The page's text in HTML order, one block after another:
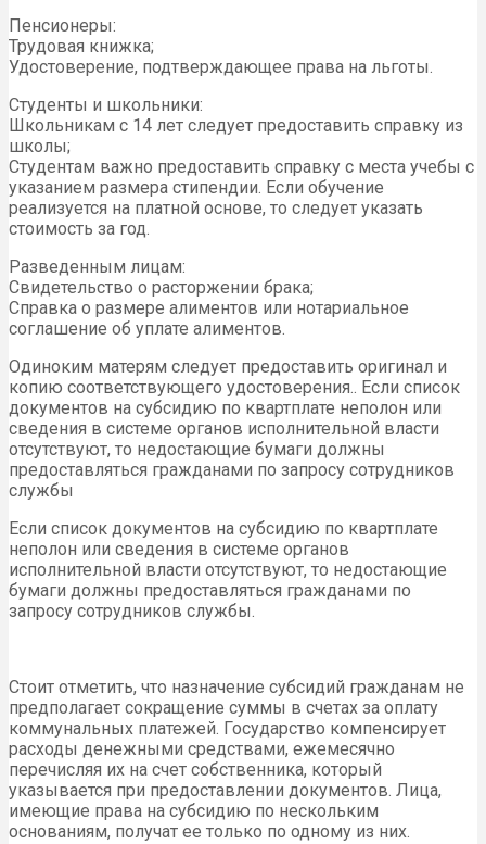
Пенсионеры:
Трудовая книжка;
Удостоверение, подтверждающее права на льготы.
Студенты и школьники:
Школьникам с 14 лет следует предоставить справку из
школы;
Студентам важно предоставить справку с места учебы с
указанием размера стипендии. Если обучение
реализуется на платной основе, то следует указать
стоимость за год.
Разведенным лицам:
Свидетельство о расторжении брака;
Справка о размере алиментов или нотариальное
соглашение об уплате алиментов.
Одиноким матерям следует предоставить оригинал и
копию соответствующего удостоверения.. Если список
документов на субсидию по квартплате неполон или
сведения в системе органов исполнительной власти
отсутствуют, то недостающие бумаги должны
предоставляться гражданами по запросу сотрудников
службы
Если список документов на субсидию по квартплате
неполон или сведения в системе органов
исполнительной власти отсутствуют, то недостающие
бумаги должны предоставляться гражданами по
запросу сотрудников службы.
Стоит отметить, что назначение субсидий гражданам не
предполагает сокращение суммы в счетах за оплату
коммунальных платежей. Государство компенсирует
расходы денежными средствами, ежемесячно
перечисляя их на счет собственника, который
указывается при предоставлении документов. Лица,
имеющие права на субсидию по нескольким
основаниям, получат ее только по одному из них.